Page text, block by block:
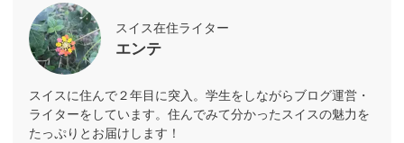
スイス在住ライター
エンテ
スイスに住んで２年目に突入。学生をしながらブログ運営・
ライターをしています。住んでみて分かったスイスの魅力を
たっぷりとお届けします！